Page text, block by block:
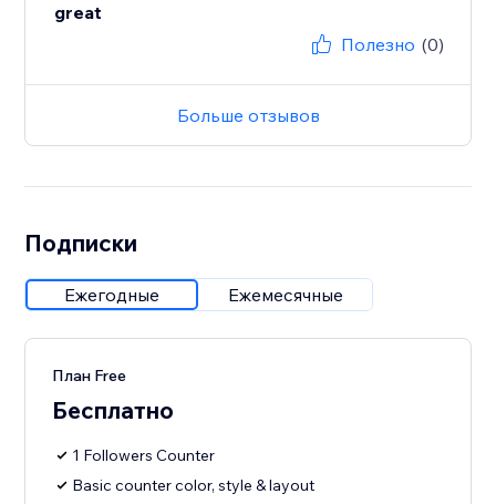
great
Полезно (0)
Больше отзывов
Подписки
Ежегодные Ежемесячные
План Free
Бесплатно
1 Followers Counter
Basic counter color, style & layout